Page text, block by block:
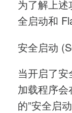
为了解上述
全启动和
安全启动
当开启了
加载程序会
的”安全启